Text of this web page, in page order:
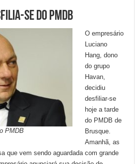
se do PMDB
PMDB
O empresário
Luciano
Hang, dono
do grupo
Havan,
decidiu
desfiliar-se
hoje a tarde
do PMDB de
Brusque.
Amanhã, as
que vem sendo aguardada com grande